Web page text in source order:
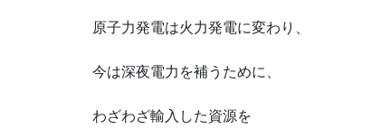
原子力発電は火力発電に変わり、
今は深夜電力を補うために、
わざわざ輸入した資源を